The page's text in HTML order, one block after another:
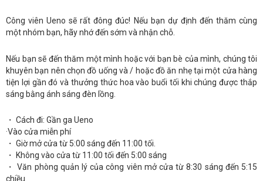
Công viên Ueno sẽ rất đông đúc! Nếu bạn dự định đến thăm cùng
một nhóm bạn, hãy nhớ đến sớm và nhận chỗ.
Nếu bạn sẽ đến thăm một mình hoặc với bạn bè của mình, chúng tôi
khuyên bạn nên chọn đồ uống và / hoặc đồ ăn nhẹ tại một cửa hàng
tiện lợi gần đó và thưởng thức hoa vào buổi tối khi chúng được thắp
sáng bằng ánh sáng đèn lồng.
・ Cách đi: Gần ga Ueno
·Vào cửa miễn phí
・ Giờ mở cửa từ 5:00 sáng đến 11:00 tối.
・ Không vào cửa từ 11:00 tối đến 5:00 sáng
・ Văn phòng quản lý của công viên mở cửa từ 8:30 sáng đến 5:15
chiều.